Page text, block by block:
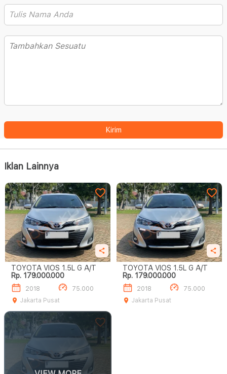
Kirim
Iklan Lainnya
TOYOTA VIOS 1.5L G A/T
Rp. 179.000.000
2018
75.000
Jakarta Pusat
TOYOTA VIOS 1.5L G A/T
Rp. 179.000.000
2018
75.000
Jakarta Pusat